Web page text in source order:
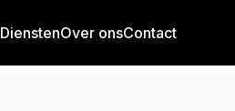
DienstenOver onsContact